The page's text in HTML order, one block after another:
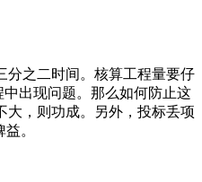
分之二时间。核算工程量要仔
出现问题。那么如何防止这
大，则功成。另外，投标丢项
。